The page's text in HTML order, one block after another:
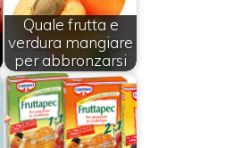
Quale frutta e
verdura mangiare
per abbronzarsi